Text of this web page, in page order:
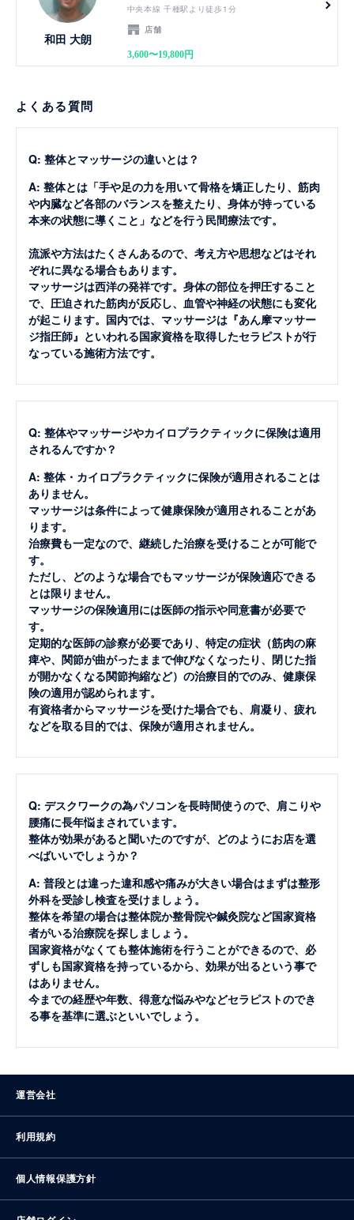
和田 大朗
中央本線 千種駅より徒歩1分
店舗
3,600〜19,800円
よくある質問
Q: 整体とマッサージの違いとは？
A: 整体とは「手や足の力を用いて骨格を矯正したり、筋肉
や内臓など各部のバランスを整えたり、身体が持っている
本来の状態に導くこと」などを行う民間療法です。
流派や方法はたくさんあるので、考え方や思想などはそれ
ぞれに異なる場合もあります。
マッサージは西洋の発祥です。身体の部位を押圧すること
で、圧迫された筋肉が反応し、血管や神経の状態にも変化
が起こります。国内では、マッサージは『あん摩マッサー
ジ指圧師』といわれる国家資格を取得したセラピストが行
なっている施術方法です。
Q: 整体やマッサージやカイロプラクティックに保険は適用
されるんですか？
A: 整体・カイロプラクティックに保険が適用されることは
ありません。
マッサージは条件によって健康保険が適用されることがあ
ります。
治療費も一定なので、継続した治療を受けることが可能で
す。
ただし、どのような場合でもマッサージが保険適応できる
とは限りません。
マッサージの保険適用には医師の指示や同意書が必要で
す。
定期的な医師の診察が必要であり、特定の症状（筋肉の麻
痺や、関節が曲がったままで伸びなくなったり、閉じた指
が開かなくなる関節拘縮など）の治療目的でのみ、健康保
険の適用が認められます。
有資格者からマッサージを受けた場合でも、肩凝り、疲れ
などを取る目的では、保険が適用されません。
Q: デスクワークの為パソコンを長時間使うので、肩こりや
腰痛に長年悩まされています。
整体が効果があると聞いたのですが、どのようにお店を選
べばいいでしょうか？
A: 普段とは違った違和感や痛みが大きい場合はまずは整形
外科を受診し検査を受けましょう。
整体を希望の場合は整体院か整骨院や鍼灸院など国家資格
者がいる治療院を探しましょう。
国家資格がなくても整体施術を行うことができるので、必
ずしも国家資格を持っているから、効果が出るという事で
はありません。
今までの経歴や年数、得意な悩みやなどセラピストのでき
る事を基準に選ぶといいでしょう。
運営会社
利用規約
個人情報保護方針